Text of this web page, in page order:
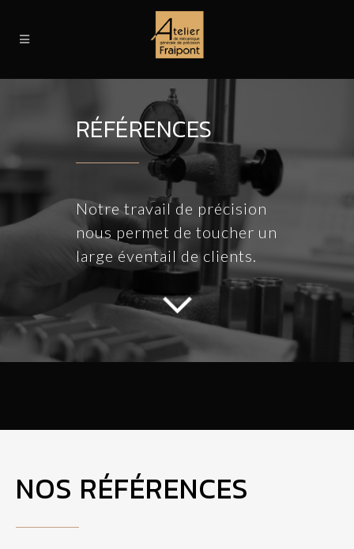
RÉFÉRENCES
Notre travail de précision
nous permet de toucher un
large éventail de clients.
NOS RÉFÉRENCES